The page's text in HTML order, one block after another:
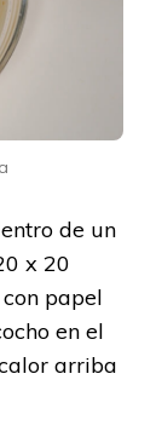
de un
x 20
papel
en el
arriba